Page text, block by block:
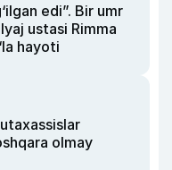
edi”. Bir umr
ustasi Rimma
hayoti
olmay